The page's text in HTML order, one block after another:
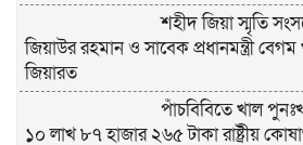
শহীদ জিয়া স্মৃতি
জিয়াউর রহমান ও সাবেক প্রধানমন্ত্রী
জিয়ারত
পাঁচবিবিতে খাল
১০ লাখ ৮৭ হাজার ২৬৫ টাকা রাষ্ট্রীয়